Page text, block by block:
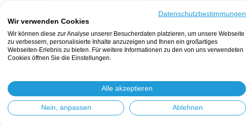
mit Hochvoltspeicher
HEMS-fähige Speicherpakete
mit Niedervoltspeicher
Unterkonstruktion
Aufständerung
Fassadenlösungen
Kabelmanagement
Metalldachplatten
Modulklemmen
Datenschutzbestimmungen
Wir verwenden Cookies
Wir können diese zur Analyse unserer Besucherdaten platzieren, um unsere Webseite
zu verbessern, personalisierte Inhalte anzuzeigen und Ihnen ein großartiges
Webseiten-Erlebnis zu bieten. Für weitere Informationen zu den von uns verwendeten
Cookies öffnen Sie die Einstellungen.
Alle akzeptieren
Nein, anpassen Ablehnen